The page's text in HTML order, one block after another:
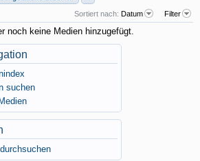
Sortiert nach: Datum Filter
noch keine Medien hinzugefügt.
suchen